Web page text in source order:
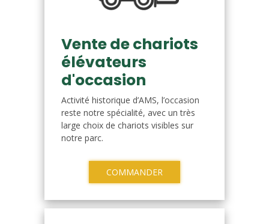
Vente de chariots
élévateurs
d'occasion
Activité historique d’AMS, l’occasion
reste notre spécialité, avec un très
large choix de chariots visibles sur
notre parc.
COMMANDER